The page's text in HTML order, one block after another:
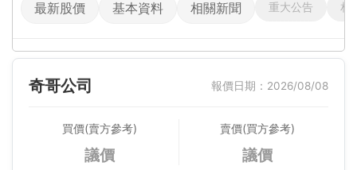
最新股價 基本資料 相關新聞 重大公告 相
奇哥公司 報價日期：2026/08/08
買價(賣方參考)
議價
賣價(買方參考)
議價